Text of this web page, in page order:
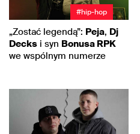
#hip-hop
„Zostać legendą”: Peja, Dj
Decks i syn Bonusa RPK
we wspólnym numerze